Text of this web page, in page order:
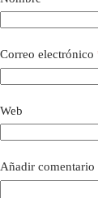
Correo electrónico
Web
Añadir comentario